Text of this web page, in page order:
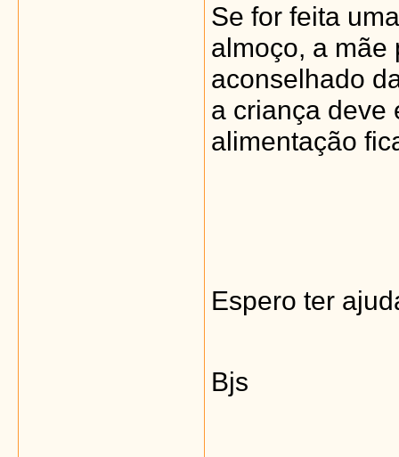
Se for feita
almoço, a mãe
aconselhado
a criança deve
alimentação
Espero ter
Bjs